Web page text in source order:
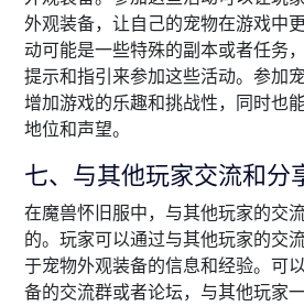
外观装备，让自己的宠物在游戏中
动可能是一些特殊的副本或者任务
提示和指引来参加这些活动。参加
增加游戏的乐趣和挑战性，同时也
地位和声望。
七、与其他玩家交流和分
在魔兽怀旧服中，与其他玩家的交
的。玩家可以通过与其他玩家的交
于宠物外观装备的信息和经验。可
备的交流群或者论坛，与其他玩家